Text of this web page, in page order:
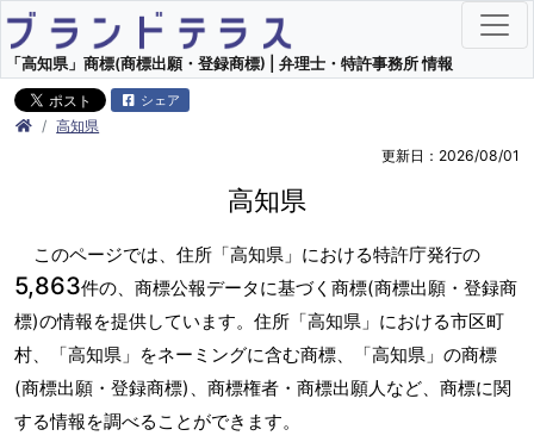
「高知県」商標(商標出願・登録商標) | 弁理士・特許事務所 情報
シェア
高知県
更新日：2026/08/01
高知県
このページでは、住所「高知県」における特許庁発行の
5,863件の、商標公報データに基づく商標(商標出願・登録商
標)の情報を提供しています。住所「高知県」における市区町
村、「高知県」をネーミングに含む商標、「高知県」の商標
(商標出願・登録商標)、商標権者・商標出願人など、商標に関
する情報を調べることができます。